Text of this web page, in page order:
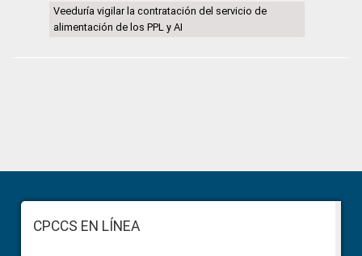
Veeduría vigilar la contratación del servicio de
alimentación de los PPL y AI
Sidebar
FooterCPCCS EN LÍNEA